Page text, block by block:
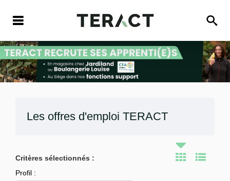
Les offres d'emploi TERACT
Critères sélectionnés :
Profil :